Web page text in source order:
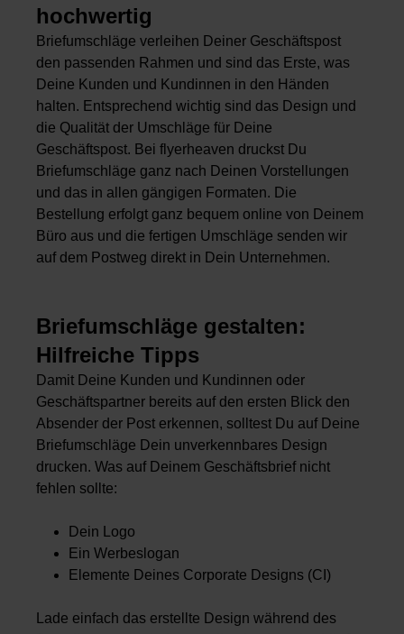
hochwertig
Briefumschläge verleihen Deiner Geschäftspost
den passenden Rahmen und sind das Erste, was
Deine Kunden und Kundinnen in den Händen
halten. Entsprechend wichtig sind das Design und
die Qualität der Umschläge für Deine
Geschäftspost. Bei flyerheaven druckst Du
Briefumschläge ganz nach Deinen Vorstellungen
und das in allen gängigen Formaten. Die
Bestellung erfolgt ganz bequem online von Deinem
Büro aus und die fertigen Umschläge senden wir
auf dem Postweg direkt in Dein Unternehmen.
Briefumschläge gestalten:
Hilfreiche Tipps
Damit Deine Kunden und Kundinnen oder
Geschäftspartner bereits auf den ersten Blick den
Absender der Post erkennen, solltest Du auf Deine
Briefumschläge Dein unverkennbares Design
drucken. Was auf Deinem Geschäftsbrief nicht
fehlen sollte:
Dein Logo
Ein Werbeslogan
Elemente Deines Corporate Designs (CI)
Lade einfach das erstellte Design während des